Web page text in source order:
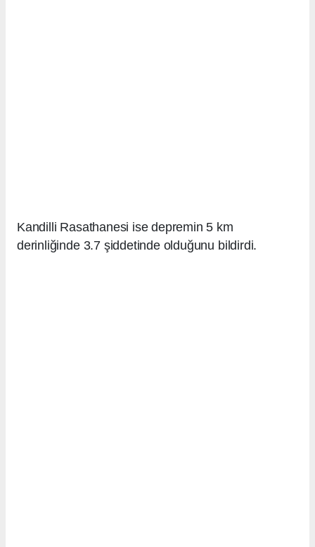
Kandilli Rasathanesi ise depremin 5 km
derinliğinde 3.7 şiddetinde olduğunu bildirdi.